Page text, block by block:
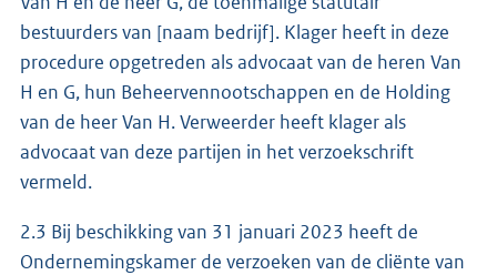
bestuurders van [naam bedrijf]. Klager heeft in deze
procedure opgetreden als advocaat van de heren Van
H en G, hun Beheervennootschappen en de Holding
van de heer Van H. Verweerder heeft klager als
advocaat van deze partijen in het verzoekschrift
vermeld.
2.3 Bij beschikking van 31 januari 2023 heeft de
Ondernemingskamer de verzoeken van de cliënte van